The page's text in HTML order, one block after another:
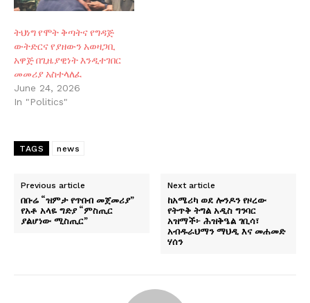
ትህነግ የሞት ቅጣትና የግዳጅ
ውትድርና የያዘውን አወዛጋቢ
አዋጅ በጊዜያዊነት እንዲተገበር
መመሪያ አስተላለፈ
June 24, 2026
In "Politics"
TAGS news
Previous article
በቡሬ “ዝምታ የጥበብ መጀመሪያ”
የአቶ አላዬ ግድያ “ምስጢር
ያልሆነው ሚስጢር”
Next article
ከአሜሪካ ወደ ሎንዶን የዞረው
የትጥቅ ትግል አዲስ ግንባር
አዝማች፦ ሕዝቅዔል ገቢሳ፣
አብዱራህማን ማህዲ እና መሐመድ
ሃሰን